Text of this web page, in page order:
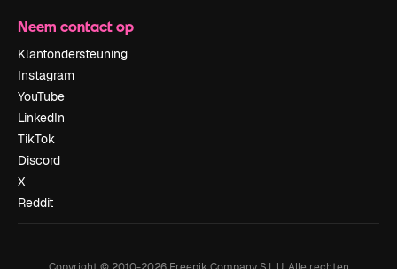
Neem contact op
Klantondersteuning
Instagram
YouTube
LinkedIn
TikTok
Discord
X
Reddit